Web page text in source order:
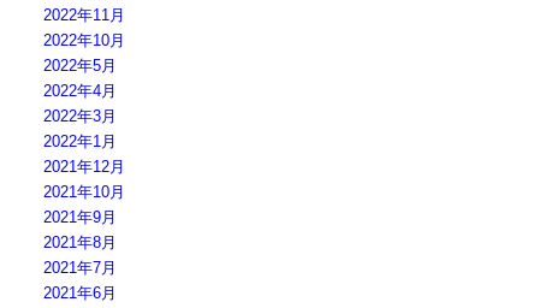
2022年11月
2022年10月
2022年5月
2022年4月
2022年3月
2022年1月
2021年12月
2021年10月
2021年9月
2021年8月
2021年7月
2021年6月